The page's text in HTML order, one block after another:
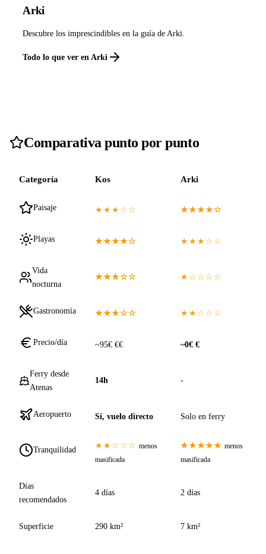
Arki
Descubre los imprescindibles en la guía de Arki.
Todo lo que ver en Arki
Comparativa punto por punto
Categoría Kos Arki
Paisaje ★★★☆☆ ★★★★☆
Playas ★★★★☆ ★★★☆☆
Vida
nocturna
★★★☆☆ ★☆☆☆☆
Gastronomía ★★★☆☆ ★★☆☆☆
Precio/día ~95€ €€ ~0€ €
Ferry desde
Atenas
14h -
Aeropuerto Sí, vuelo directo Solo en ferry
Tranquilidad ★★☆☆☆ menos
masificada
★★★★★ menos
masificada
Días
recomendados
4 días 2 días
Superficie 290 km² 7 km²